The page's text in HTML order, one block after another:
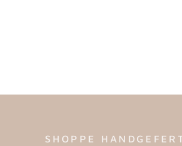
SHOPPE